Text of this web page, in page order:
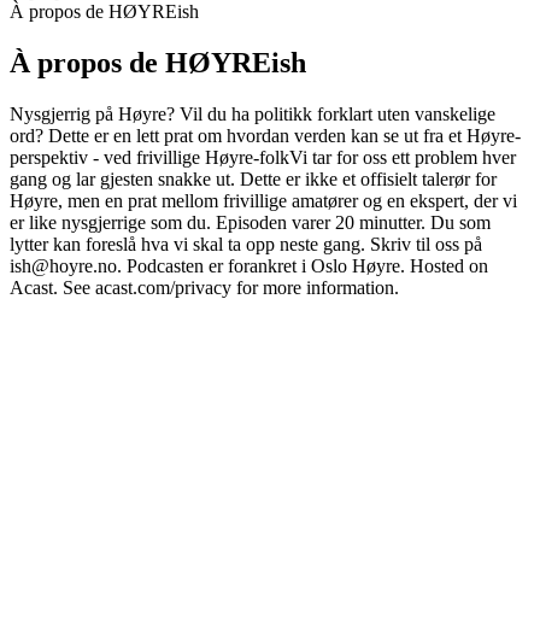
À propos de HØYREish
À propos de HØYREish
Nysgjerrig på Høyre? Vil du ha politikk forklart uten vanskelige
ord? Dette er en lett prat om hvordan verden kan se ut fra et Høyre-
perspektiv - ved frivillige Høyre-folkVi tar for oss ett problem hver
gang og lar gjesten snakke ut. Dette er ikke et offisielt talerør for
Høyre, men en prat mellom frivillige amatører og en ekspert, der vi
er like nysgjerrige som du. Episoden varer 20 minutter. Du som
lytter kan foreslå hva vi skal ta opp neste gang. Skriv til oss på
ish@hoyre.no. Podcasten er forankret i Oslo Høyre. Hosted on
Acast. See acast.com/privacy for more information.